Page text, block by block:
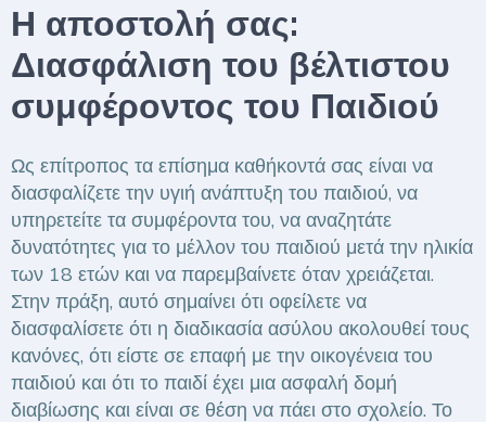
Η αποστολή σας:
Διασφάλιση του βέλτιστου
συμφέροντος του Παιδιού
Ως επίτροπος τα επίσημα καθήκοντά σας είναι να
διασφαλίζετε την υγιή ανάπτυξη του παιδιού, να
υπηρετείτε τα συμφέροντα του, να αναζητάτε
δυνατότητες για το μέλλον του παιδιού μετά την ηλικία
των 18 ετών και να παρεμβαίνετε όταν χρειάζεται.
Στην πράξη, αυτό σημαίνει ότι οφείλετε να
διασφαλίσετε ότι η διαδικασία ασύλου ακολουθεί τους
κανόνες, ότι είστε σε επαφή με την οικογένεια του
παιδιού και ότι το παιδί έχει μια ασφαλή δομή
διαβίωσης και είναι σε θέση να πάει στο σχολείο. Το